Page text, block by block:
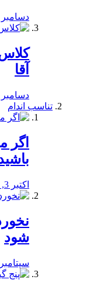
دسامبر 19, 2019
آقا
دسامبر 19, 2019
تناسب اندام
اگر
اکتبر 3, 2019
‌شود
سپتامبر 26, 2019